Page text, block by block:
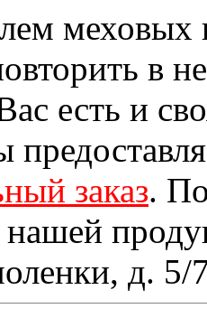
в
есть и
заказ.
нашей
д. 5/